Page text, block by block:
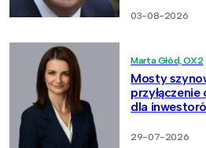
03-08-2026
Marta Głód, OX2
Mosty
dla
29-07-2026